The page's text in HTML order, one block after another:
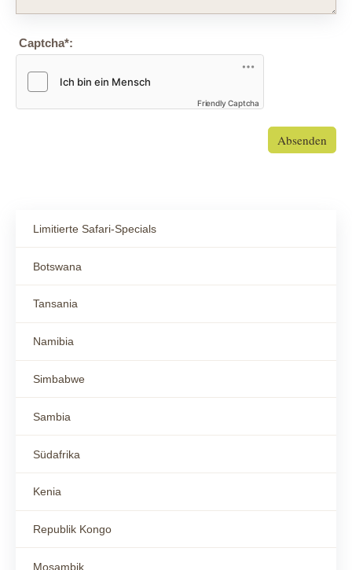
Captcha*:
Friendly Captcha
Absenden
Limitierte Safari-Specials
Botswana
Tansania
Namibia
Simbabwe
Sambia
Südafrika
Kenia
Republik Kongo
Mosambik